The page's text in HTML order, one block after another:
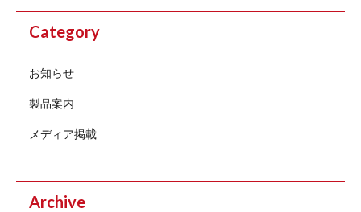
Category
お知らせ
製品案内
メディア掲載
Archive